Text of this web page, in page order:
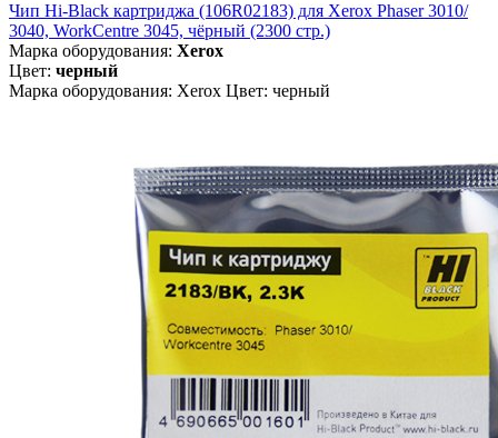
Чип Hi-Black картриджа (106R02183) для Xerox Phaser 3010/
3040, WorkCentre 3045, чёрный (2300 стр.)
Марка оборудования: Xerox
Цвет: черный
Марка оборудования: Xerox Цвет: черный